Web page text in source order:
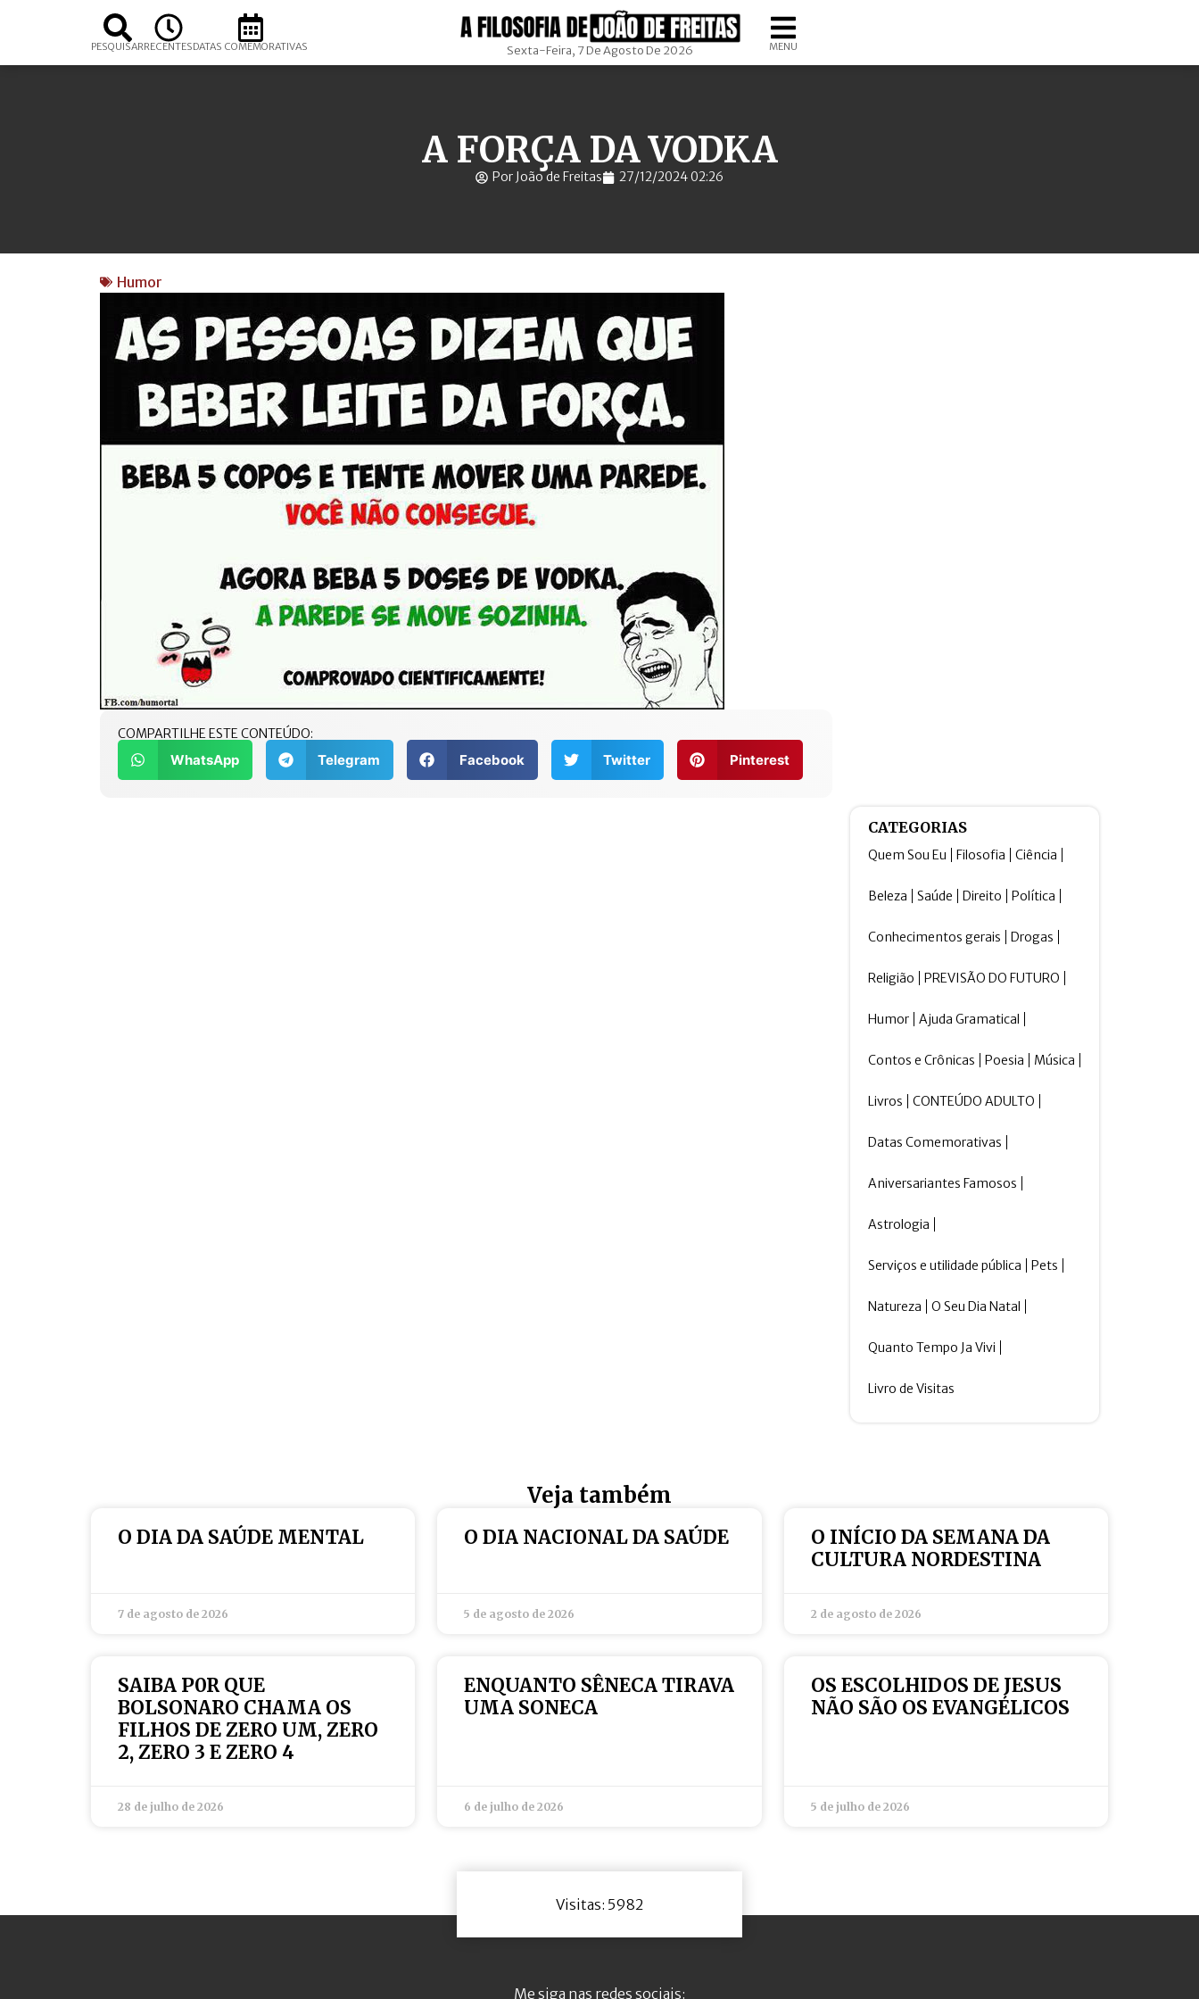
PESQUISARRECENTESDATAS COMEMORATIVAS Sexta-Feira, 7 De Agosto De 2026 MENU
A FORÇA DA VODKA
Por João de Freitas 27/12/2024 02:26
Humor
COMPARTILHE ESTE CONTEÚDO:
WhatsApp Telegram Facebook Twitter Pinterest
CATEGORIAS
Quem Sou Eu Filosofia Ciência
Beleza Saúde Direito Política
Conhecimentos gerais Drogas
Religião PREVISÃO DO FUTURO
Humor Ajuda Gramatical
Contos e Crônicas Poesia Música
Livros CONTEÚDO ADULTO
Datas Comemorativas
Aniversariantes Famosos
Astrologia
Serviços e utilidade pública Pets
Natureza O Seu Dia Natal
Quanto Tempo Ja Vivi
Livro de Visitas
Veja também
O DIA DA SAÚDE MENTAL
7 de agosto de 2026
O DIA NACIONAL DA SAÚDE
5 de agosto de 2026
O INÍCIO DA SEMANA DA
CULTURA NORDESTINA
2 de agosto de 2026
SAIBA P0R QUE
BOLSONARO CHAMA OS
FILHOS DE ZERO UM, ZERO
2, ZERO 3 E ZERO 4
28 de julho de 2026
ENQUANTO SÊNECA TIRAVA
UMA SONECA
6 de julho de 2026
OS ESCOLHIDOS DE JESUS
NÃO SÃO OS EVANGÉLICOS
5 de julho de 2026
Visitas: 5982
Me siga nas redes sociais: